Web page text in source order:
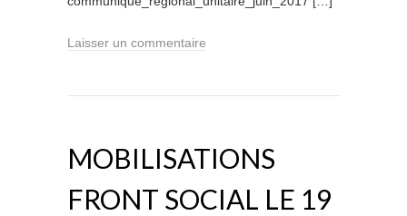
Laisser un commentaire
MOBILISATIONS
FRONT SOCIAL LE 19